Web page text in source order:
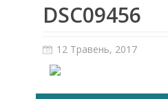
DSC09456
12 Травень, 2017